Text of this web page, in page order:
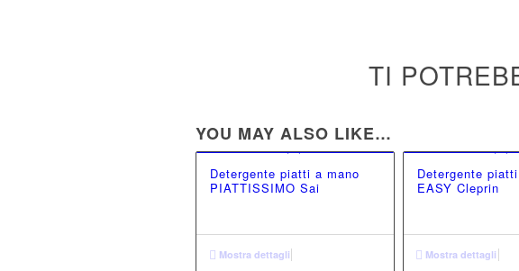
TI
YOU MAY ALSO LIKE…
Detergente piatti a mano
PIATTISSIMO Sai
Mostra dettagli
Detergente
EASY Cleprin
Mostra dettagli